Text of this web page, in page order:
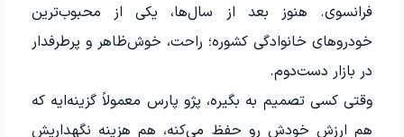
فرانسوی. هنوز بعد از سال‌ها، یکی از محبوب‌ترین
خودروهای خانوادگی کشوره؛ راحت، خوش‌ظاهر و پرطرفدار
در بازار دست‌دوم.
وقتی کسی تصمیم به بگیره، پژو پارس معمولاً گزینه‌ایه که
هم ارزش خودش رو حفظ می‌کنه، هم هزینه نگهداریش